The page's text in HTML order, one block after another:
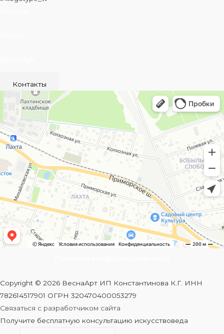
Контакты
Copyright © 2026 ВеснаАрт ИП Константинова К.Г. ИНН
782614517901 ОГРН 320470400053279
Связаться с разработчиком сайта
Получите бесплатную консультацию искусствоведа